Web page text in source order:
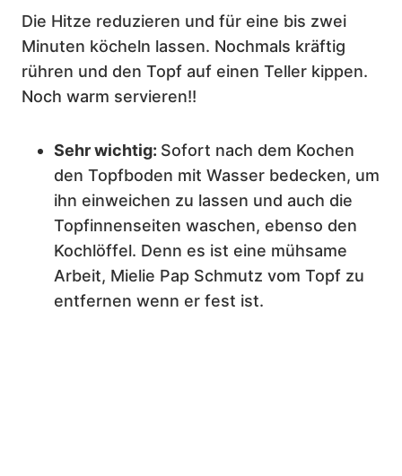
Die Hitze reduzieren und für eine bis zwei
Minuten köcheln lassen. Nochmals kräftig
rühren und den Topf auf einen Teller kippen.
Noch warm servieren!!
Sehr wichtig: Sofort nach dem Kochen
den Topfboden mit Wasser bedecken, um
ihn einweichen zu lassen und auch die
Topfinnenseiten waschen, ebenso den
Kochlöffel. Denn es ist eine mühsame
Arbeit, Mielie Pap Schmutz vom Topf zu
entfernen wenn er fest ist.